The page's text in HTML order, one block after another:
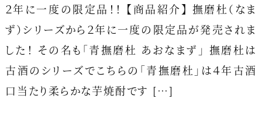
２年に一度の限定品！！ 【商品紹介】 撫磨杜（なま
ず）シリーズから２年に一度の限定品が発売されま
した！ その名も「青撫磨杜 あおなまず」 撫磨杜は
古酒のシリーズでこちらの「青撫磨杜」は４年古酒
口当たり柔らかな芋焼酎です […]